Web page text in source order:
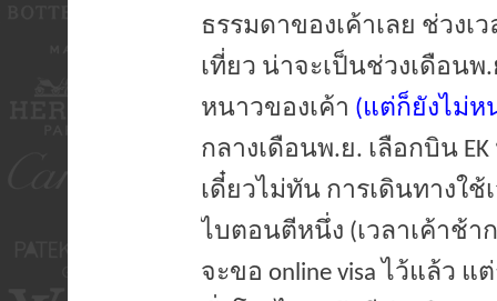
ธรรมดาของเค้าเลย ช่วงเ
เที่ยว น่าจะเป็นช่วงเดือนพ
หนาวของเค้า (แต่ก็ยังไม่ห
กลางเดือนพ.ย. เลือกบิน EK
เดี๋ยวไม่ทัน การเดินทางใช้
ไบตอนตีหนึ่ง (เวลาเค้าช้า
จะขอ online visa ไว้แล้ว แ